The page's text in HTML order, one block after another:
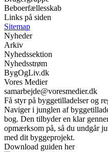
Beboerfællesskab
Links på siden
Sitemap
Nyheder
Arkiv
Nyhedssektion
Nyhedsstrøm
BygOgLiv.dk
Vores Medier
samarbejde@voresmedier.dk
Få styr på byggetilladelser og
Naviger i junglen af
bog. Den tilbyder en klar
opmærksom på, så du undgår
med dit byggeprojekt.
Download guiden her